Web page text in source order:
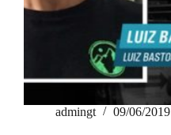
admingt 09/06/2019